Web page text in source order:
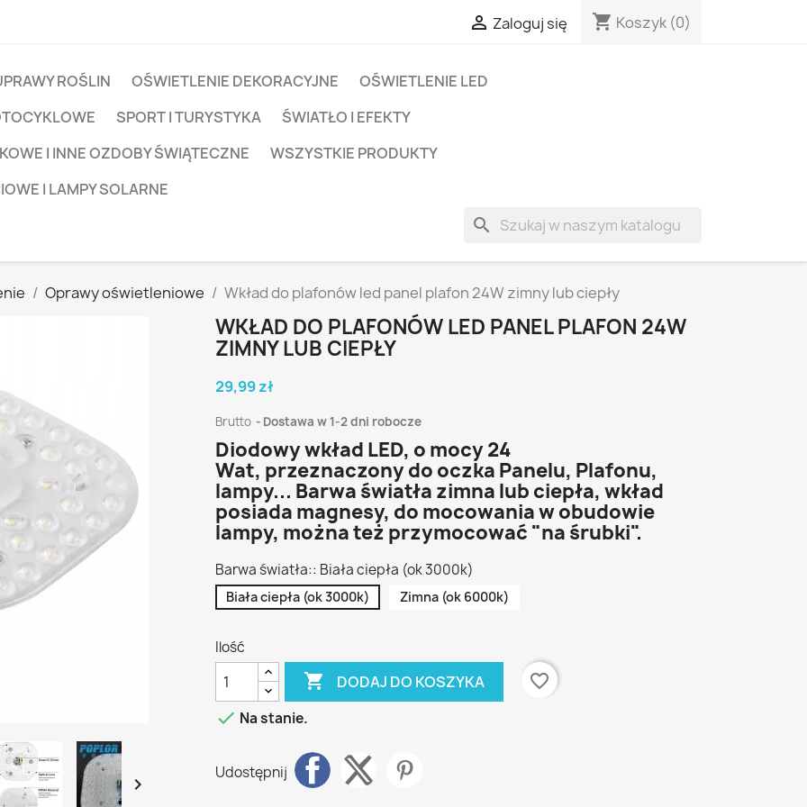
 Zaloguj się shopping_cart Koszyk (0)
ROŚLIN OŚWIETLENIE DEKORACYJNE
OŚWIETLENIE LED
SPORT I TURYSTYKA
ŚWIATŁO I EFEKTY
I INNE OZDOBY ŚWIĄTECZNE
WSZYSTKIE PRODUKTY
I LAMPY SOLARNE
search
Oprawy oświetleniowe Wkład do plafonów led panel plafon 24W zimny lub ciepły

WKŁAD DO PLAFONÓW LED PANEL PLAFON 24W
ZIMNY LUB CIEPŁY
29,99 zł
Brutto Dostawa w 1-2 dni robocze
Diodowy wkład LED, o mocy 24
Wat, przeznaczony do oczka Panelu, Plafonu,
lampy... Barwa światła zimna lub ciepła, wkład
posiada magnesy, do mocowania w obudowie
lampy, można też przymocować "na śrubki".
Barwa światła:: Biała ciepła (ok 3000k)
Biała ciepła (ok 3000k) Zimna (ok 6000k)
Ilość
 DODAJ DO KOSZYKA
favorite_border
 Na stanie.
Udostępnij